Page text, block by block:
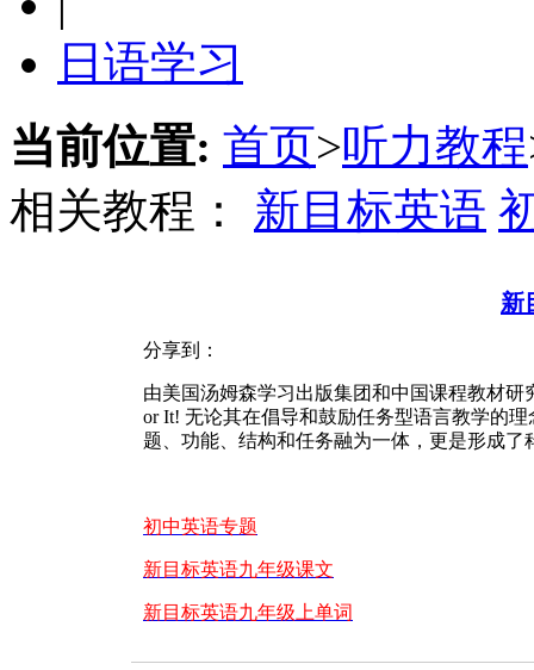
日语学习
当前位置: 首页>听力教程
相关教程： 新目标英语
新
分享到：
由美国汤姆森学习出版集团和中国课程教材
or It! 无论其在倡导和鼓励任务型语言教学的
题、功能、结构和任务融为一体，更是形成
初中英语专题
新目标英语九年级课文
新目标英语九年级上单词